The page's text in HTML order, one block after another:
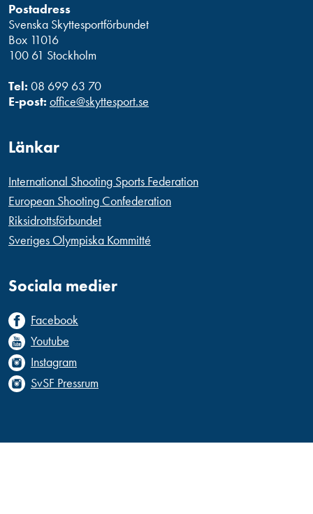
Postadress
Svenska Skyttesportförbundet
Box 11016
100 61 Stockholm
Tel: 08 699 63 70
E-post: office@skyttesport.se
Länkar
International Shooting Sports Federation
European Shooting Confederation
Riksidrottsförbundet
Sveriges Olympiska Kommitté
Sociala medier
Facebook
Youtube
Instagram
SvSF Pressrum